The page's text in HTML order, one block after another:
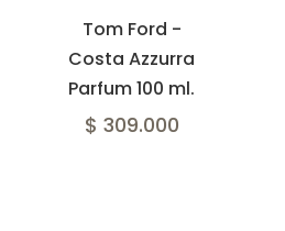
Tom Ford -
Costa Azzurra
Parfum 100 ml.
$ 309.000